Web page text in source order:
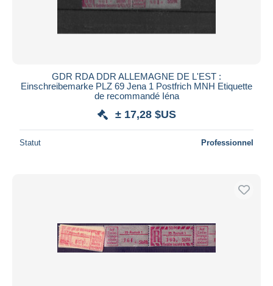
GDR RDA DDR ALLEMAGNE DE L'EST :
Einschreibemarke PLZ 69 Jena 1 Postfrich MNH Etiquette
de recommandé Iéna
± 17,28 $US
Statut Professionnel